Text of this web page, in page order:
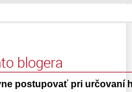
blogera
postupovať pri určovaní